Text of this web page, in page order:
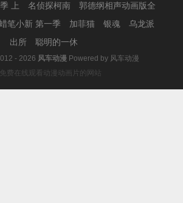
上 名侦探柯南
郭德纲相声动画版全
笔小新 第一季 加菲猫 银魂
乌龙派
出所
聪明的一休
- 2026 风车动漫 Powered by 风车动漫
免费在线观看动漫动画片的网站